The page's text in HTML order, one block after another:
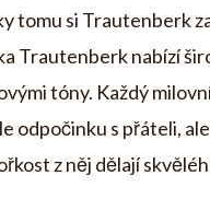
tomu si Trautenberk
Trautenberk nabízí
tóny. Každý
odpočinku s přáteli,
z něj dělají